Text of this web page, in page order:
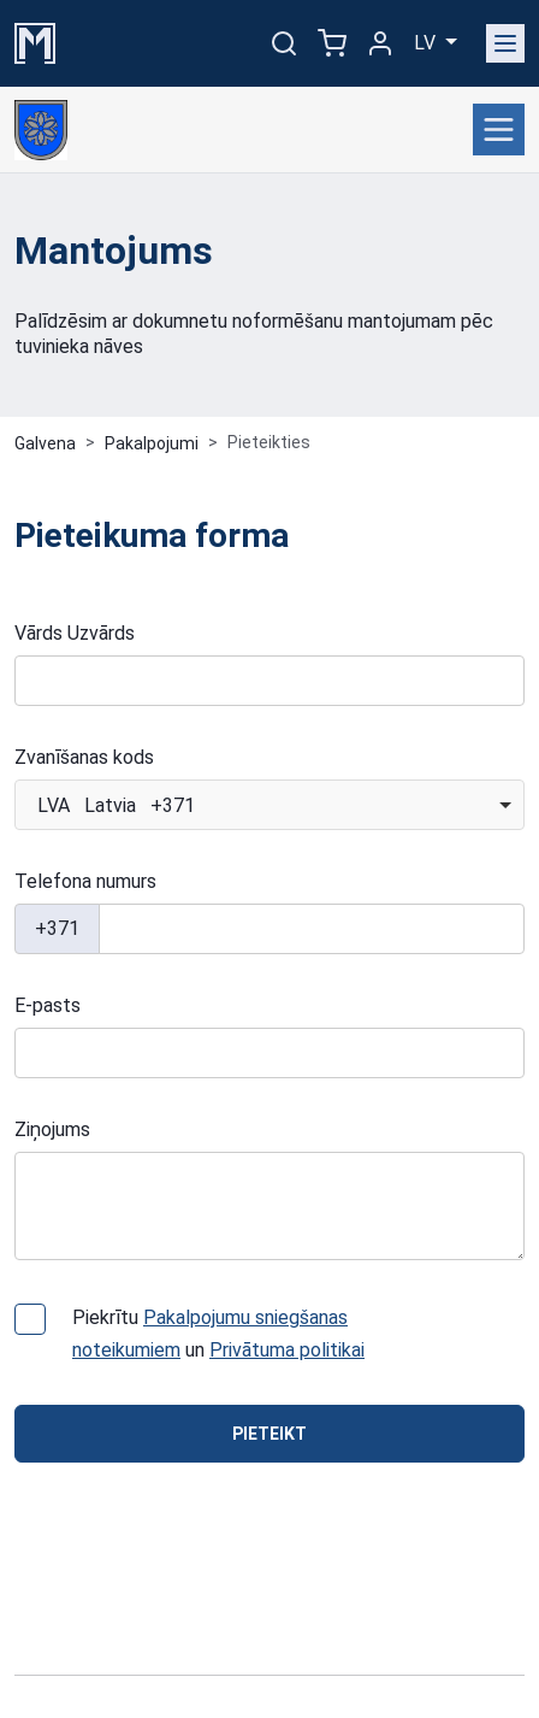
LV
Mantojums
Palīdzēsim ar dokumnetu noformēšanu mantojumam pēc
tuvinieka nāves
Galvena Pakalpojumi Pieteikties
Pieteikuma forma
Vārds Uzvārds
Zvanīšanas kods
LVA Latvia +371
Telefona numurs
+371
E-pasts
Ziņojums
Piekrītu Pakalpojumu sniegšanas
noteikumiem un Privātuma politikai
PIETEIKT